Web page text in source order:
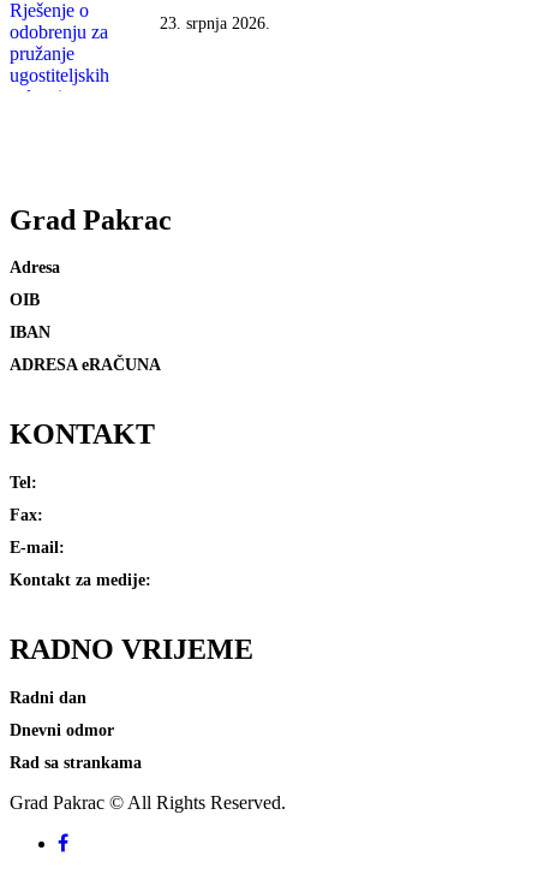
23. srpnja 2026.
Grad Pakrac
Adresa
OIB
IBAN
ADRESA eRAČUNA
KONTAKT
Tel:
Fax:
E-mail:
Kontakt za medije:
RADNO VRIJEME
Radni dan
Dnevni odmor
Rad sa strankama
Grad Pakrac © All Rights Reserved.
Facebook